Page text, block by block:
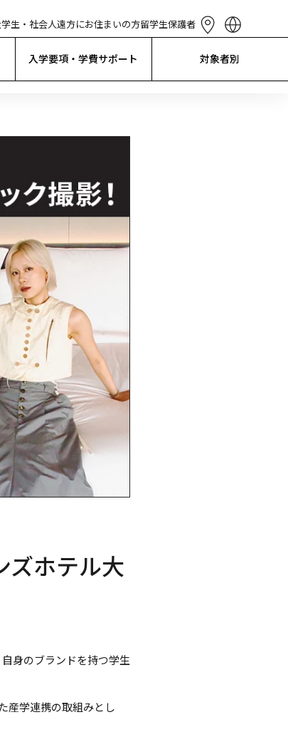
生・社会人遠方にお住まいの方留学生保護者
简体中文
入学要項・学費サポート 対象者別
ズホテル大
身のブランドを持つ学生
産学連携の取組みとし